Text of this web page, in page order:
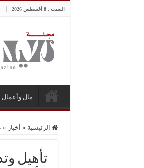
السبت , 8 أغسطس 2026
مال وأعمال
الرئيسية » أخبار »